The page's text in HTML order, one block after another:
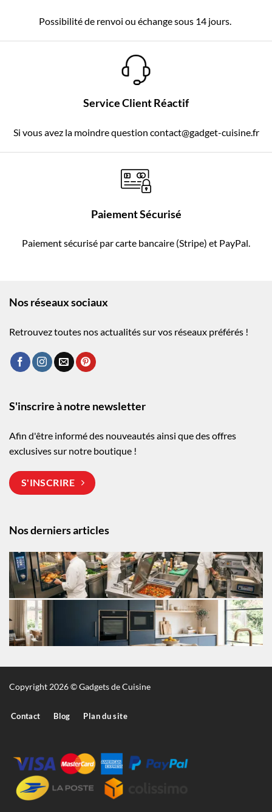
Possibilité de renvoi ou échange sous 14 jours.
Service Client Réactif
Si vous avez la moindre question contact@gadget-cuisine.fr
Paiement Sécurisé
Paiement sécurisé par carte bancaire (Stripe) et PayPal.
Nos réseaux sociaux
Retrouvez toutes nos actualités sur vos réseaux préférés !
Nos derniers articles
S'inscrire à notre newsletter
Afin d'être informé des nouveautés ainsi que des offres
exclusives sur notre boutique !
S'INSCRIRE
Copyright 2026 © Gadgets de Cuisine
Contact Blog Plan du site